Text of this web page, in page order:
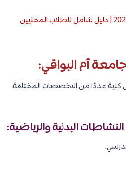
الدراسة في الجزائر 2025 | دليل شامل للطلاب المحليين
أم البواقي:
تقدم كل كلية عددًا من التخصصات المختلفة،